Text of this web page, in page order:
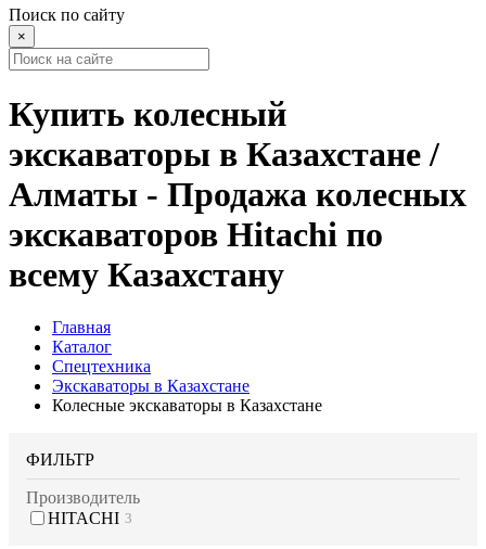
Поиск по сайту
×
Купить колесный
экскаваторы в Казахстане /
Алматы - Продажа колесных
экскаваторов Hitachi по
всему Казахстану
Главная
Каталог
Спецтехника
Экскаваторы в Казахстане
Колесные экскаваторы в Казахстане
ФИЛЬТР
Производитель
HITACHI 3